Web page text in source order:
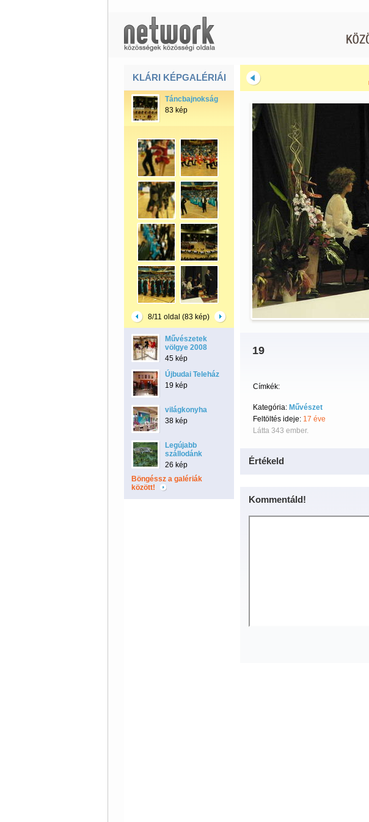
KLÁRI KÉPGALÉRIÁI
Táncbajnokság
83 kép
8/11 oldal (83 kép)
Művészetek
völgye 2008
45 kép
Újbudai Teleház
19 kép
világkonyha
38 kép
Legújabb
szállodánk
26 kép
Böngéssz a galériák
között!
19
Címkék:
Kategória: Művészet
Feltöltés ideje: 17 éve
Látta 343 ember.
Értékeld
Kommentáld!